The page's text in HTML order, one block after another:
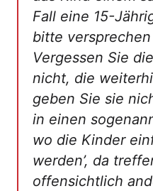
Fall eine 15-
bitte
Vergessen Sie
nicht, die
geben Sie sie
in einen
wo die Kinder
werden’, da
offensichtlich